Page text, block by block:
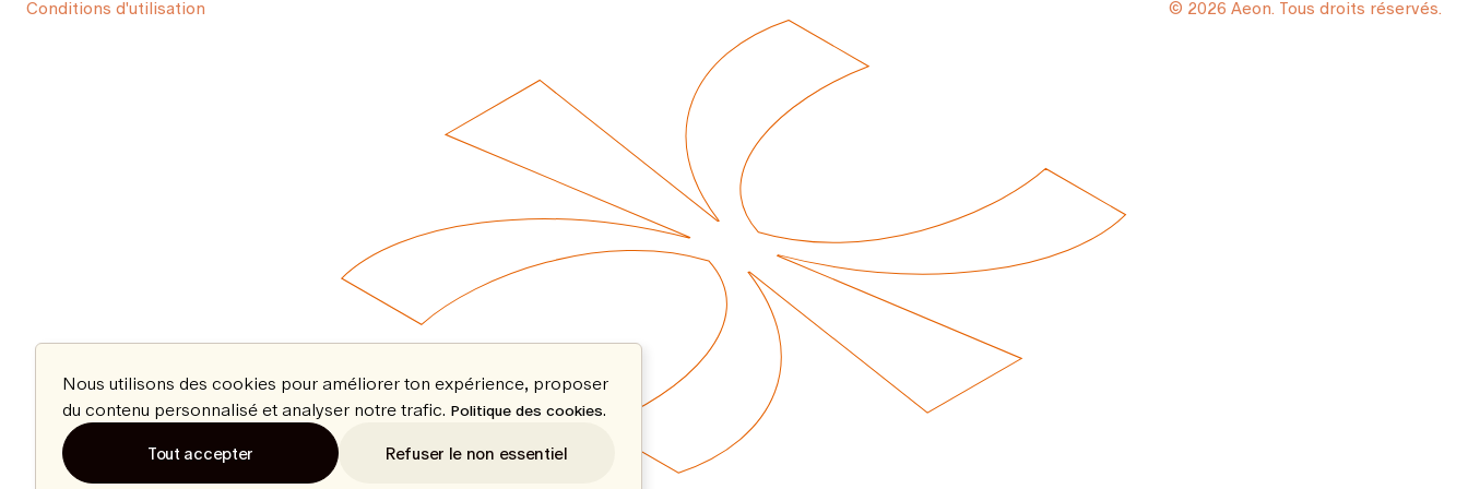
Conditions d'utilisation © 2026 Aeon. Tous droits réservés.
Nous utilisons des cookies pour améliorer ton expérience, proposer
du contenu personnalisé et analyser notre trafic. Politique des cookies.
Tout accepter Refuser le non essentiel